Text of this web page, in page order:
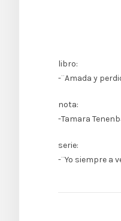
libro:
-¨Amada y
nota:
-Tamara
serie:
-¨Yo siempre a